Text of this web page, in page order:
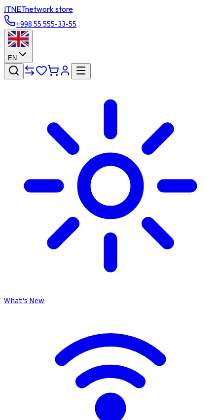
ITNETnetwork store
+998 55 555-33-55
EN
What's New